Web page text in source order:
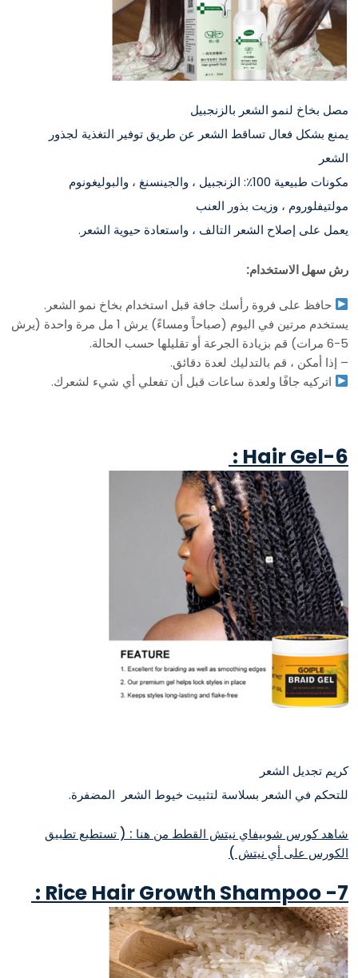
مصل بخاخ لنمو الشعر بالزنجبيل
يمنع بشكل فعال تساقط الشعر عن طريق توفير التغذية لجذور
الشعر
مكونات طبيعية 100٪: الزنجبيل ، والجينسنغ ، والبوليغونوم
مولتيفلوروم ، وزيت بذور العنب
يعمل على إصلاح الشعر التالف ، واستعادة حيوية الشعر.
رش سهل الاستخدام:
حافظ على فروة رأسك جافة قبل استخدام بخاخ نمو الشعر.
يستخدم مرتين في اليوم (صباحاً ومساءً) يرش 1 مل مرة واحدة (يرش
5-6 مرات) قم بزيادة الجرعة أو تقليلها حسب الحالة.
– إذا أمكن ، قم بالتدليك لعدة دقائق.
اتركيه جافًا ولعدة ساعات قبل أن تفعلي أي شيء لشعرك.
6-Hair Gel :
كريم تجديل الشعر
للتحكم في الشعر بسلاسة لتثبيت خيوط الشعر المضفرة.
شاهد كورس شوبيفاي نيتش القطط من هنا : ( تستطيع تطبيق
الكورس على أي نيتش )
7-
Rice Hair Growth Shampoo :